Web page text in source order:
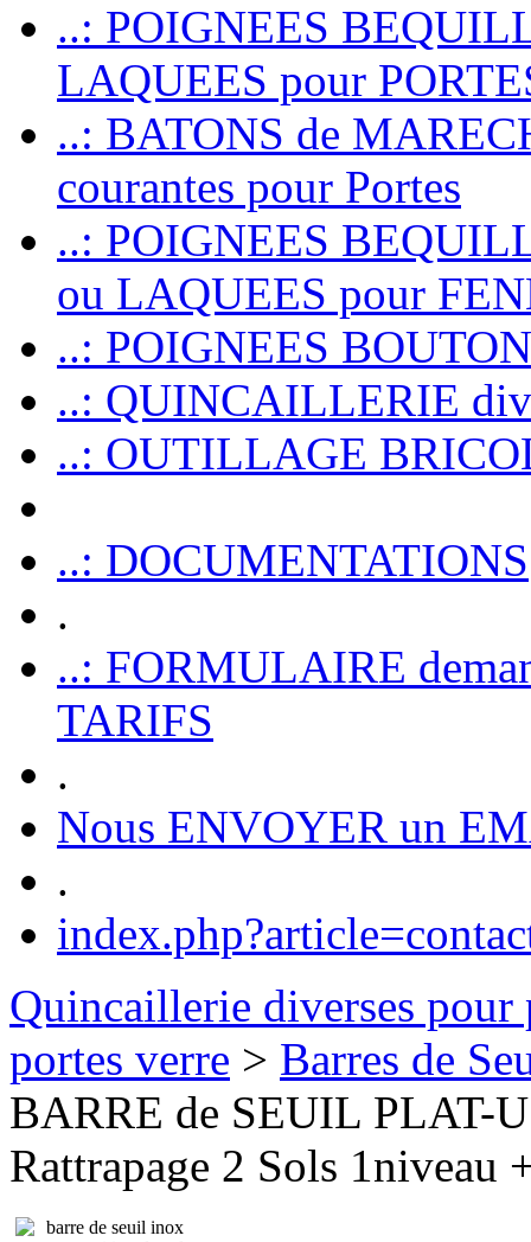
..: POIGNEES
LAQUEES pour
..: BATONS de
courantes pour Portes
..: POIGNEES
ou LAQUEES pour
..: POIGNEES
..: QUINCAILLERIE
..: OUTILLAGE
..: DOCUMENTATIONS
.
..: FORMULAIRE
TARIFS
.
Nous ENVOYER un
.
Quincaillerie diverses pour
portes verre > Barres de
BARRE de SEUIL PLAT-
Rattrapage 2 Sols 1niveau